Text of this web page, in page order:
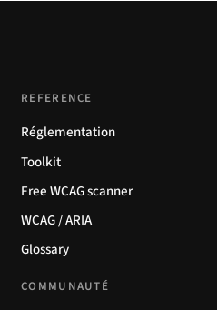
REFERENCE
Réglementation
Toolkit
Free WCAG scanner
WCAG / ARIA
Glossary
COMMUNAUTÉ